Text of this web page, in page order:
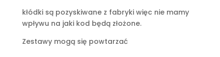
kłódki są pozyskiwane z fabryki więc nie mamy
wpływu na jaki kod będą złożone.
Zestawy mogą się powtarzać